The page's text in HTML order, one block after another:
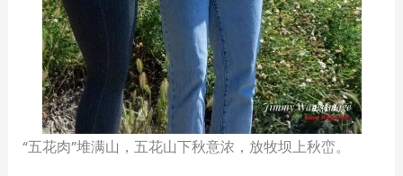
“五花肉”堆满山，五花山下秋意浓，放牧坝上秋峦。